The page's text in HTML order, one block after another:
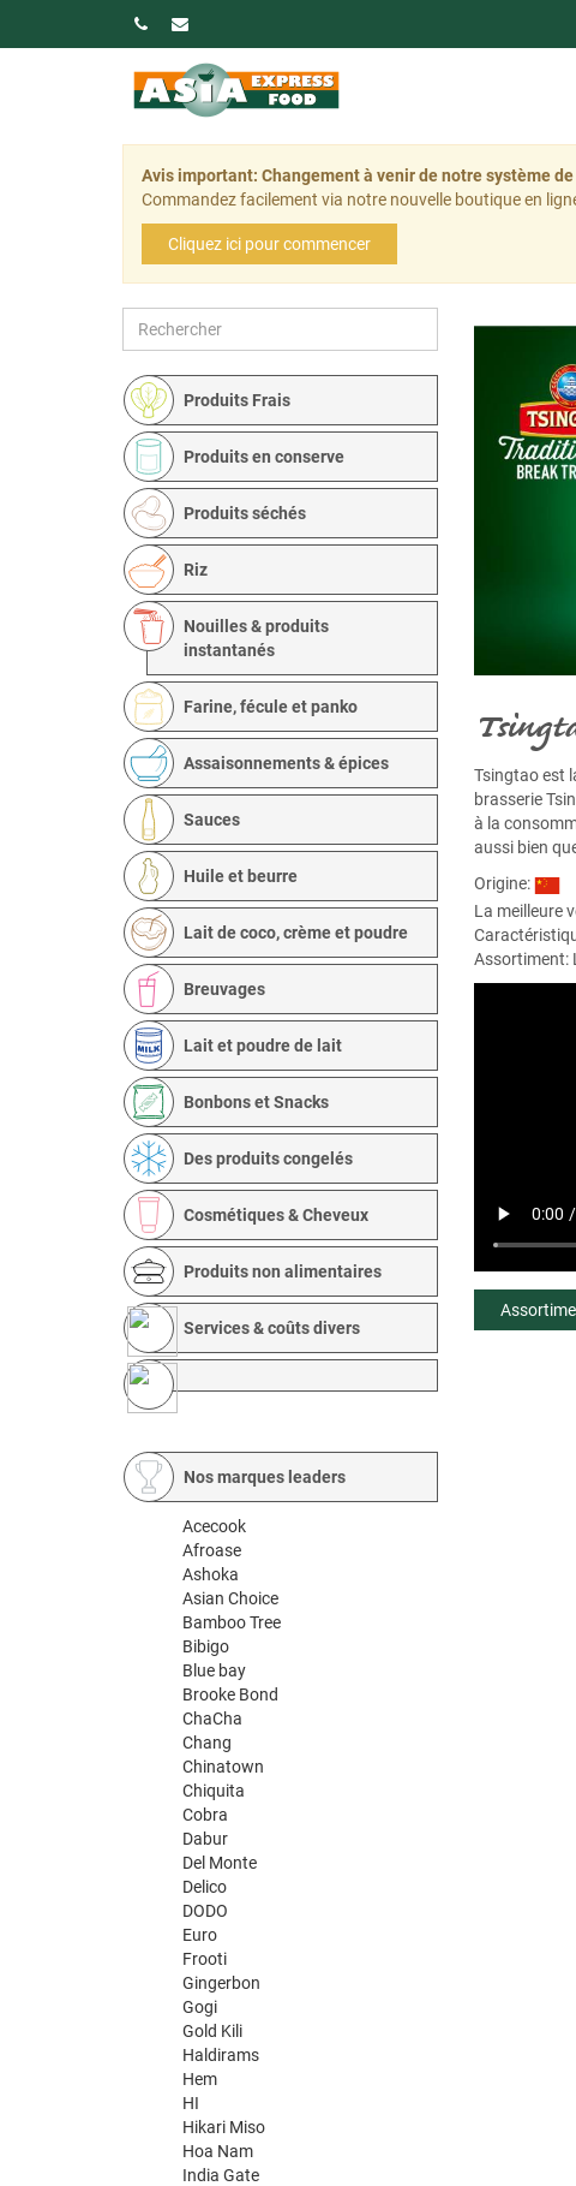
Avis important: Changement à venir de notre système
Commandez facilement via notre nouvelle boutique en
Cliquez ici pour commencer
Produits Frais
Produits en conserve
Produits séchés
Riz
Nouilles & produits
instantanés
Farine, fécule et panko
Assaisonnements & épices
Sauces
Huile et beurre
Lait de coco, crème et poudre
Breuvages
Lait et poudre de lait
Bonbons et Snacks
Des produits congelés
Cosmétiques & Cheveux
Produits non alimentaires
Services & coûts divers
Nos marques leaders
Acecook
Afroase
Ashoka
Asian Choice
Bamboo Tree
Bibigo
Blue bay
Brooke Bond
ChaCha
Chang
Chinatown
Chiquita
Cobra
Dabur
Del Monte
Delico
DODO
Euro
Frooti
Gingerbon
Gogi
Gold Kili
Haldirams
Hem
HI
Hikari Miso
Hoa Nam
India Gate
Tsingtao est
brasserie
à la
aussi bien
Origine:
La meilleure
Assortiment: